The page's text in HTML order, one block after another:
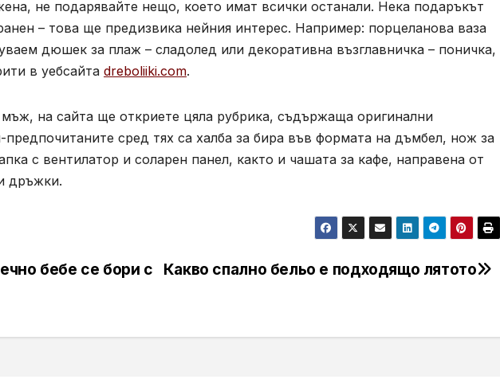
не подарявайте нещо, което имат всички останали. Нека подаръкът
– това ще предизвика нейния интерес. Например: порцеланова ваза
дюшек за плаж – сладолед или декоративна възглавничка – поничка,
в уебсайта dreboliiki.com.
на сайта ще откриете цяла рубрика, съдържаща оригинални
сред тях са халба за бира във формата на дъмбел, нож за
с вентилатор и соларен панел, както и чашата за кафе, направена от
дръжки.
Какво спално бельо е подходящо лятото
бебе се бори с